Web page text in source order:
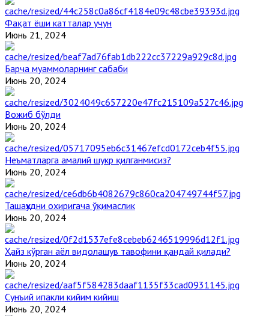
Фақат ёши катталар учун
Июнь 21, 2024
Барча муаммоларнинг сабаби
Июнь 20, 2024
Вожиб бўлди
Июнь 20, 2024
Неъматларга амалий шукр қилганмисиз?
Июнь 20, 2024
Ташаҳҳудни охиригача ўқимаслик
Июнь 20, 2024
Ҳайз кўрган аёл видолашув тавофини қандай қилади?
Июнь 20, 2024
Сунъий ипакли кийим кийиш
Июнь 20, 2024